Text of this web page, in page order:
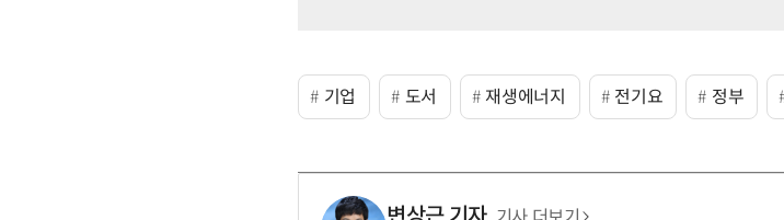
기업 도서 재생에너지 전기요 정부